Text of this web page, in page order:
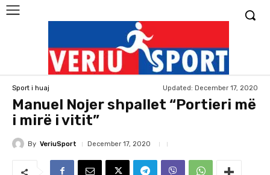
Sport i huaj Updated: December 17, 2020
Manuel Nojer shpallet “Portieri më
i mirë i vitit”
By VeriuSport December 17, 2020